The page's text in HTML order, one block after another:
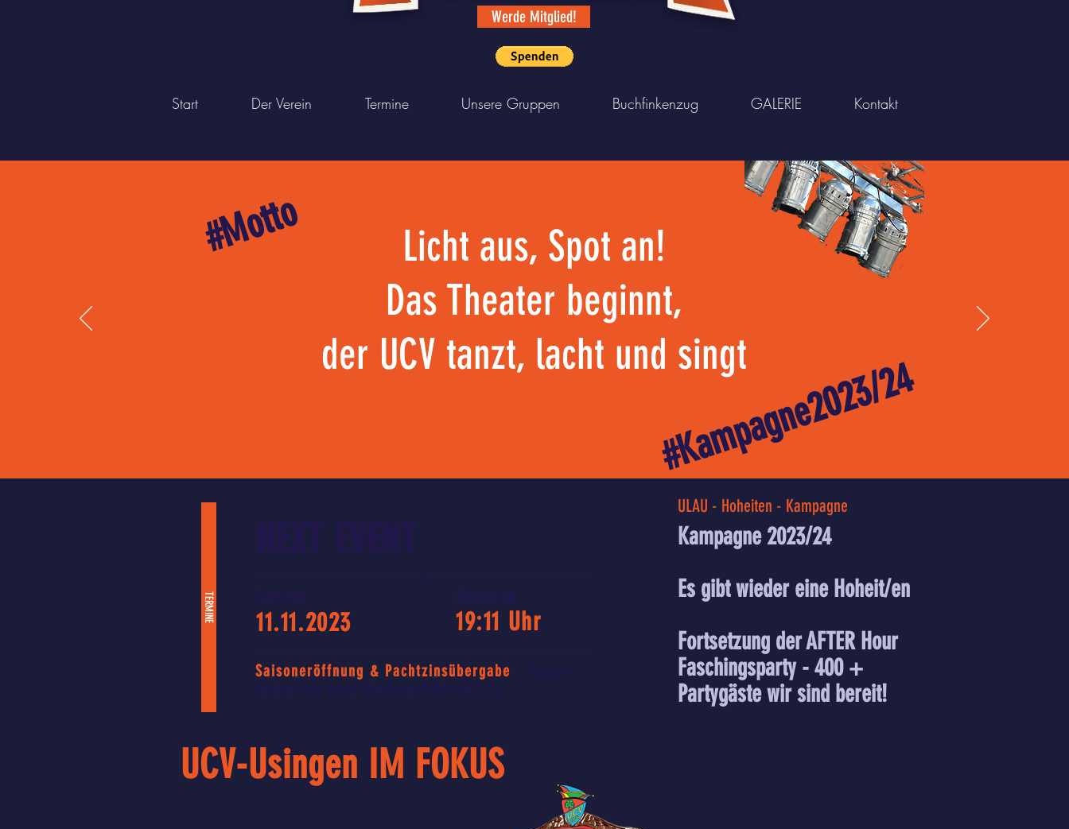
Werde Mitglied!
Start Der Verein Termine Unsere Gruppen Buchfinkenzug GALERIE Kontakt
Licht aus, Spot an!
Das Theater beginnt,
der UCV tanzt, lacht und singt
#Motto
#Kampagne2023/24
11.11.2023
TERMINE 19:11 Uhr
Saisoneröffnung & Pachtzinsübergabe
ULAU - Hoheiten - Kampagne
Kampagne 2023/24
Es gibt wieder eine Hoheit/en
Fortsetzung der AFTER Hour
Faschingsparty - 400 +
Partygäste wir sind bereit!
UCV-Usingen IM FOKUS